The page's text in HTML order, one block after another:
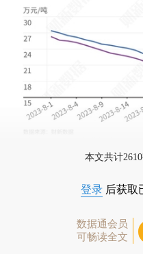
本文共计
登录 后获取
数据通会员
可畅读全文